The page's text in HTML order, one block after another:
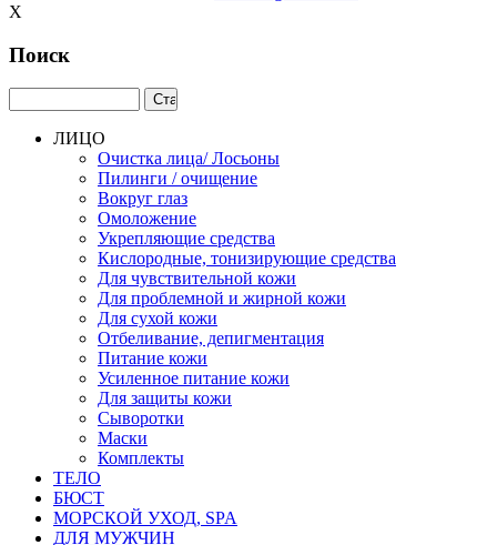
X
Поиск
ЛИЦО
Очистка лица/ Лосьоны
Пилинги / очищение
Вокруг глаз
Омоложение
Укрепляющие средства
Кислородные, тонизирующие средства
Для чувствительной кожи
Для проблемной и жирной кожи
Для сухой кожи
Отбеливание, депигментация
Питание кожи
Усиленное питание кожи
Для защиты кожи
Сыворотки
Маски
Комплекты
ТЕЛО
БЮСТ
МОРСКОЙ УХОД, SPA
ДЛЯ МУЖЧИН